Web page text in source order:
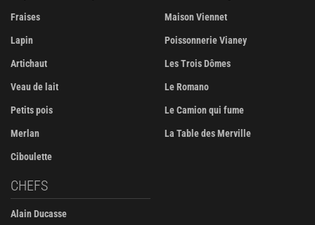
Fraises
Lapin
Artichaut
Veau de lait
Petits pois
Merlan
Ciboulette
Maison Viennet
Poissonnerie Vianey
Les Trois Dômes
Le Romano
Le Camion qui fume
La Table des Merville
CHEFS
Alain Ducasse